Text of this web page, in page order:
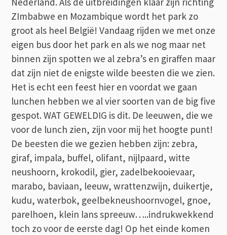
ZImbabwe en Mozambique wordt het park zo
groot als heel België! Vandaag rijden we met onze
eigen bus door het park en als we nog maar net
binnen zijn spotten we al zebra’s en giraffen maar
dat zijn niet de enigste wilde beesten die we zien.
Het is echt een feest hier en voordat we gaan
lunchen hebben we al vier soorten van de big five
gespot. WAT GEWELDIG is dit. De leeuwen, die we
voor de lunch zien, zijn voor mij het hoogte punt!
De beesten die we gezien hebben zijn: zebra,
giraf, impala, buffel, olifant, nijlpaard, witte
neushoorn, krokodil, gier, zadelbekooievaar,
marabo, baviaan, leeuw, wrattenzwijn, duikertje,
kudu, waterbok, geelbekneushoornvogel, gnoe,
parelhoen, klein lans spreeuw…..indrukwekkend
toch zo voor de eerste dag! Op het einde komen